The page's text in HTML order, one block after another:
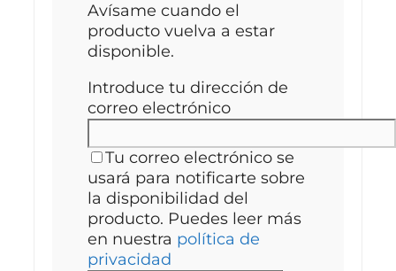
Avísame cuando el
producto vuelva a estar
disponible.
Introduce tu dirección de
correo electrónico
Tu correo electrónico se
usará para notificarte sobre
la disponibilidad del
producto. Puedes leer más
en nuestra política de
privacidad